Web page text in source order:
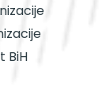
BiH